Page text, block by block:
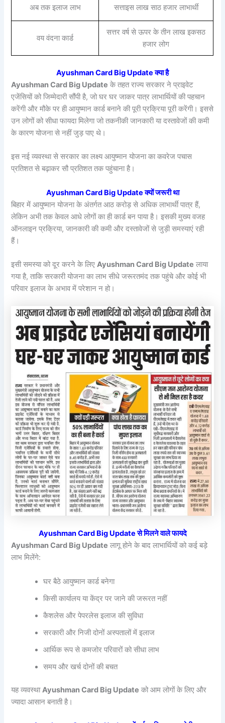
अब तक इलाज लाभ सत्ताइस लाख साठ हजार लाभार्थी
वय वंदना कार्ड
सत्तर वर्ष से ऊपर के तीन लाख इकसठ
हजार लोग
Ayushman Card Big Update क्या है
Ayushman Card Big Update के तहत राज्य सरकार ने प्राइवेट
एजेंसियों को जिम्मेदारी सौंपी है, जो घर घर जाकर पात्र लाभार्थियों की पहचान
करेंगी और मौके पर ही आयुष्मान कार्ड बनाने की पूरी प्रक्रिया पूरी करेंगी। इससे
उन लोगों को सीधा फायदा मिलेगा जो तकनीकी जानकारी या दस्तावेजों की कमी
के कारण योजना से नहीं जुड़ पाए थे।
इस नई व्यवस्था से सरकार का लक्ष्य आयुष्मान योजना का कवरेज पचास
प्रतिशत से बढ़ाकर सौ प्रतिशत तक पहुंचाना है।
Ayushman Card Big Update क्यों जरूरी था
बिहार में आयुष्मान योजना के अंतर्गत आठ करोड़ से अधिक लाभार्थी पात्र हैं,
लेकिन अभी तक केवल आधे लोगों का ही कार्ड बन पाया है। इसकी मुख्य वजह
ऑनलाइन प्रक्रिया, जानकारी की कमी और दस्तावेजों से जुड़ी समस्याएं रही
हैं।
इसी समस्या को दूर करने के लिएAyushman Card Big Update लाया
गया है, ताकि सरकारी योजना का लाभ सीधे जरूरतमंद तक पहुंचे और कोई भी
परिवार इलाज के अभाव में परेशान न हो।
Ayushman Card Big Update से मिलने वाले फायदे
Ayushman Card Big Update लागू होने के बाद लाभार्थियों को कई बड़े
लाभ मिलेंगे:
घर बैठे आयुष्मान कार्ड बनेगा
किसी कार्यालय या केंद्र पर जाने की जरूरत नहीं
कैशलेस और पेपरलेस इलाज की सुविधा
सरकारी और निजी दोनों अस्पतालों में इलाज
आर्थिक रूप से कमजोर परिवारों को सीधा लाभ
समय और खर्च दोनों की बचत
यह व्यवस्था Ayushman Card Big Update को आम लोगों के लिए और
ज्यादा आसान बनाती है।